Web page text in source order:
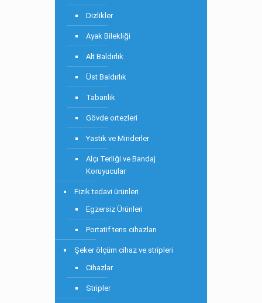
Dizlikler
Ayak Bilekliği
Alt Baldırlık
Üst Baldırlık
Tabanlık
Gövde ortezleri
Yastık ve Minderler
Alçı Terliği ve Bandaj
Koruyucular
Fizik tedavi ürünleri
Egzersiz Ürünleri
Portatif tens cihazları
Şeker ölçüm cihaz ve stripleri
Cihazlar
Stripler